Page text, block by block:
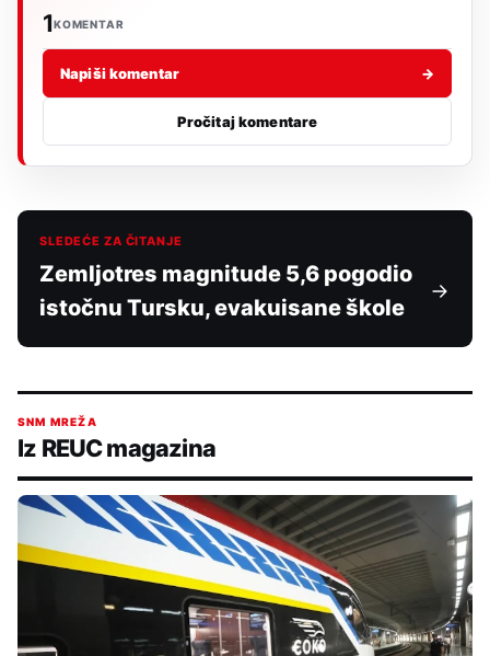
1KOMENTAR
Napiši komentar →
Pročitaj komentare
SLEDEĆE ZA ČITANJE
Zemljotres magnitude 5,6 pogodio
istočnu Tursku, evakuisane škole
SNM MREŽA
Iz REUC magazina